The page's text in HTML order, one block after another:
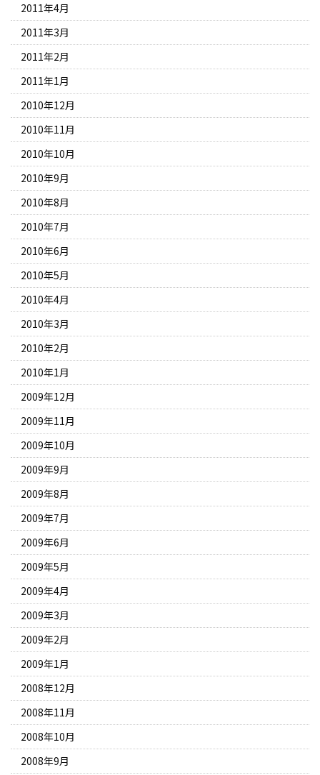
2011年4月
2011年3月
2011年2月
2011年1月
2010年12月
2010年11月
2010年10月
2010年9月
2010年8月
2010年7月
2010年6月
2010年5月
2010年4月
2010年3月
2010年2月
2010年1月
2009年12月
2009年11月
2009年10月
2009年9月
2009年8月
2009年7月
2009年6月
2009年5月
2009年4月
2009年3月
2009年2月
2009年1月
2008年12月
2008年11月
2008年10月
2008年9月